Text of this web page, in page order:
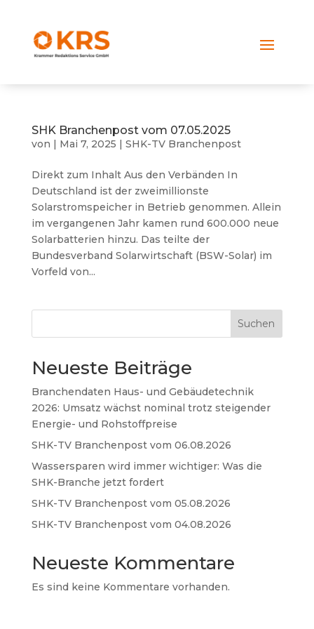
SHK Branchenpost vom 07.05.2025
von | Mai 7, 2025 | SHK-TV Branchenpost
Direkt zum Inhalt Aus den Verbänden In
Deutschland ist der zweimillionste
Solarstromspeicher in Betrieb genommen. Allein
im vergangenen Jahr kamen rund 600.000 neue
Solarbatterien hinzu. Das teilte der
Bundesverband Solarwirtschaft (BSW-Solar) im
Vorfeld von...
Suchen
Neueste Beiträge
Branchendaten Haus- und Gebäudetechnik
2026: Umsatz wächst nominal trotz steigender
Energie- und Rohstoffpreise
SHK-TV Branchenpost vom 06.08.2026
Wassersparen wird immer wichtiger: Was die
SHK-Branche jetzt fordert
SHK-TV Branchenpost vom 05.08.2026
SHK-TV Branchenpost vom 04.08.2026
Neueste Kommentare
Es sind keine Kommentare vorhanden.